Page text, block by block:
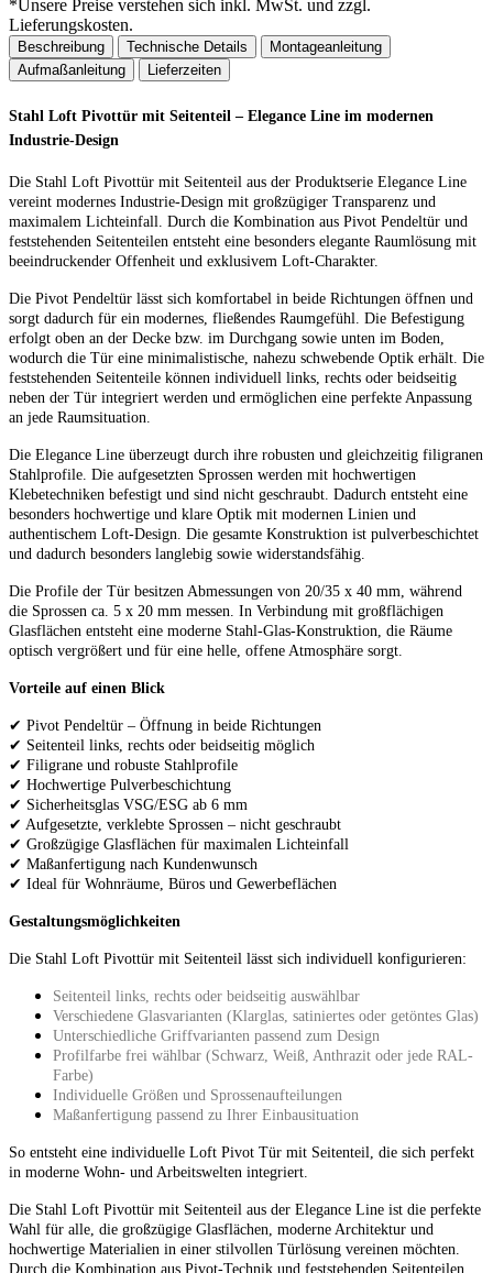
*Unsere Preise verstehen sich inkl. MwSt. und zzgl.
Lieferungskosten.
Beschreibung Technische Details
Montageanleitung
Aufmaßanleitung
Lieferzeiten
Stahl Loft Pivottür mit Seitenteil – Elegance Line im modernen
Industrie-Design
Die Stahl Loft Pivottür mit Seitenteil aus der Produktserie Elegance Line
vereint modernes Industrie-Design mit großzügiger Transparenz und
maximalem Lichteinfall. Durch die Kombination aus Pivot Pendeltür und
feststehenden Seitenteilen entsteht eine besonders elegante Raumlösung mit
beeindruckender Offenheit und exklusivem Loft-Charakter.
Die Pivot Pendeltür lässt sich komfortabel in beide Richtungen öffnen und
sorgt dadurch für ein modernes, fließendes Raumgefühl. Die Befestigung
erfolgt oben an der Decke bzw. im Durchgang sowie unten im Boden,
wodurch die Tür eine minimalistische, nahezu schwebende Optik erhält. Die
feststehenden Seitenteile können individuell links, rechts oder beidseitig
neben der Tür integriert werden und ermöglichen eine perfekte Anpassung
an jede Raumsituation.
Die Elegance Line überzeugt durch ihre robusten und gleichzeitig filigranen
Stahlprofile. Die aufgesetzten Sprossen werden mit hochwertigen
Klebetechniken befestigt und sind nicht geschraubt. Dadurch entsteht eine
besonders hochwertige und klare Optik mit modernen Linien und
authentischem Loft-Design. Die gesamte Konstruktion ist pulverbeschichtet
und dadurch besonders langlebig sowie widerstandsfähig.
Die Profile der Tür besitzen Abmessungen von 20/35 x 40 mm, während
die Sprossen ca. 5 x 20 mm messen. In Verbindung mit großflächigen
Glasflächen entsteht eine moderne Stahl-Glas-Konstruktion, die Räume
optisch vergrößert und für eine helle, offene Atmosphäre sorgt.
Vorteile auf einen Blick
✔ Pivot Pendeltür – Öffnung in beide Richtungen
✔ Seitenteil links, rechts oder beidseitig möglich
✔ Filigrane und robuste Stahlprofile
✔ Hochwertige Pulverbeschichtung
✔ Sicherheitsglas VSG/ESG ab 6 mm
✔ Aufgesetzte, verklebte Sprossen – nicht geschraubt
✔ Großzügige Glasflächen für maximalen Lichteinfall
✔ Maßanfertigung nach Kundenwunsch
✔ Ideal für Wohnräume, Büros und Gewerbeflächen
Gestaltungsmöglichkeiten
Die Stahl Loft Pivottür mit Seitenteil lässt sich individuell konfigurieren:
Seitenteil links, rechts oder beidseitig auswählbar
Verschiedene Glasvarianten (Klarglas, satiniertes oder getöntes Glas)
Unterschiedliche Griffvarianten passend zum Design
Profilfarbe frei wählbar (Schwarz, Weiß, Anthrazit oder jede RAL-
Farbe)
Individuelle Größen und Sprossenaufteilungen
Maßanfertigung passend zu Ihrer Einbausituation
So entsteht eine individuelle Loft Pivot Tür mit Seitenteil, die sich perfekt
in moderne Wohn- und Arbeitswelten integriert.
Die Stahl Loft Pivottür mit Seitenteil aus der Elegance Line ist die perfekte
Wahl für alle, die großzügige Glasflächen, moderne Architektur und
hochwertige Materialien in einer stilvollen Türlösung vereinen möchten.
Durch die Kombination aus Pivot-Technik und feststehenden Seitenteilen